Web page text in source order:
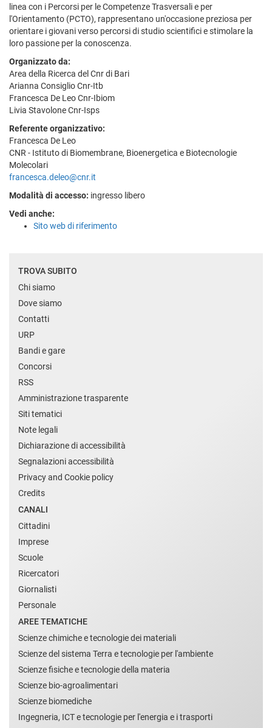
linea con i Percorsi per le Competenze Trasversali e per
l'Orientamento (PCTO), rappresentano un'occasione preziosa per
orientare i giovani verso percorsi di studio scientifici e stimolare la
loro passione per la conoscenza.
Organizzato da:
Area della Ricerca del Cnr di Bari
Arianna Consiglio Cnr-Itb
Francesca De Leo Cnr-Ibiom
Livia Stavolone Cnr-Isps
Referente organizzativo:
Francesca De Leo
CNR - Istituto di Biomembrane, Bioenergetica e Biotecnologie
Molecolari
francesca.deleo@cnr.it
Modalità di accesso: ingresso libero
Vedi anche:
Sito web di riferimento
TROVA SUBITO
Chi siamo
Dove siamo
Contatti
URP
Bandi e gare
Concorsi
RSS
Amministrazione trasparente
Siti tematici
Note legali
Dichiarazione di accessibilità
Segnalazioni accessibilità
Privacy and Cookie policy
Credits
CANALI
Cittadini
Imprese
Scuole
Ricercatori
Giornalisti
Personale
AREE TEMATICHE
Scienze chimiche e tecnologie dei materiali
Scienze del sistema Terra e tecnologie per l'ambiente
Scienze fisiche e tecnologie della materia
Scienze bio-agroalimentari
Scienze biomediche
Ingegneria, ICT e tecnologie per l'energia e i trasporti